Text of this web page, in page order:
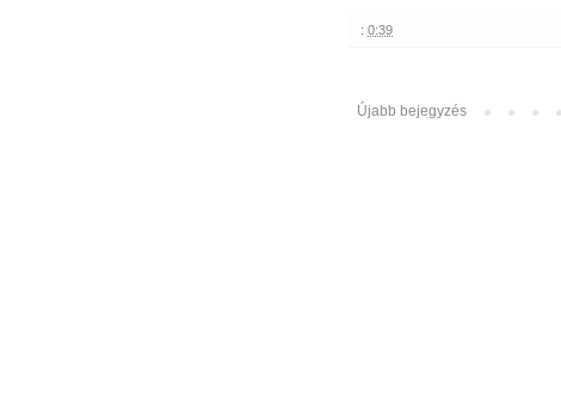
: 0:39
Újabb bejegyzés